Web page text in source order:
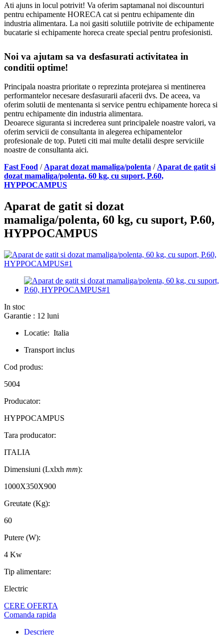
Ati ajuns in locul potrivit! Va oferim saptamanal noi discounturi
pentru echipamente HORECA cat si pentru echipamente din
industria alimentara. La noi gasiti solutiile potrivite de echipamente
bucatarie si echipamente horeca create special pentru profesionisti.
Noi va ajutam sa va desfasurati activitatea in
conditii optime!
Principala noastra prioritate o reprezinta protejarea si mentinerea
performantelor necesare desfasurarii afacerii dvs. De aceea, va
oferim solutii de mentenanta si service pentru echipamente horeca si
pentru echipamente din industria alimentara.
Deoarece siguranta si increderea sunt principalele noastre valori, va
oferim servicii de consultanta in alegerea echipamentelor
profesionale de top. Puteti citi mai multe detalii despre serviciile
noastre de consultanta aici.
Fast Food / Aparat dozat mamaliga/polenta / Aparat de gatit si
dozat mamaliga/polenta, 60 kg, cu suport, P.60,
HYPPOCAMPUS
Aparat de gatit si dozat
mamaliga/polenta, 60 kg, cu suport, P.60,
HYPPOCAMPUS
In stoc
Garantie : 12 luni
Locatie: Italia
Transport inclus
Cod produs:
5004
Producator:
HYPPOCAMPUS
Tara producator:
ITALIA
Dimensiuni (Lxlxh mm):
1000X350X900
Greutate (Kg):
60
Putere (W):
4 Kw
Tip alimentare:
Electric
CERE OFERTA
Comanda rapida
Descriere